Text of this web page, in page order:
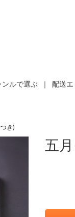
ンルで選ぶ 配送エ
き)
五